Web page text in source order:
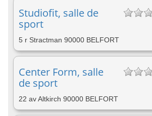
Studiofit, salle de
sport
5 r Stractman 90000 BELFORT
Center Form, salle
de sport
22 av Altkirch 90000 BELFORT